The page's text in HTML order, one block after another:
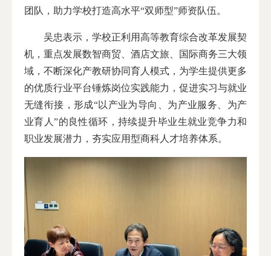
团队，助力学校打造高水平“双师型”师资队伍。
吴忠表示，学校正利用高等教育综合改革发展契
机，重点发展数智商贸、酒店文旅、国际商务三大领
域，不断深化产教研协同育人模式，为学生提供更多
的优质行业平台锤炼岗位实践能力，促进实习与就业
无缝衔接，形成“以产业为导向、为产业服务、为产
业育人”的良性循环，持续提升毕业生就业竞争力和
职业发展潜力，夯实应用型商科人才培养体系。